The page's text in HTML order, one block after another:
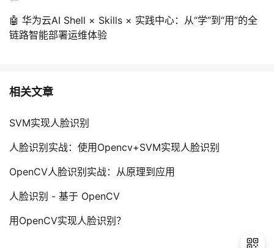
🤖 华为云AI Shell × Skills × 实践中心：从“学”到“用”的全
链路智能部署运维体验
相关文章
SVM实现人脸识别
人脸识别实战：使用Opencv+SVM实现人脸识别
OpenCV人脸识别实战：从原理到应用
人脸识别 - 基于 OpenCV
用OpenCV实现人脸识别？